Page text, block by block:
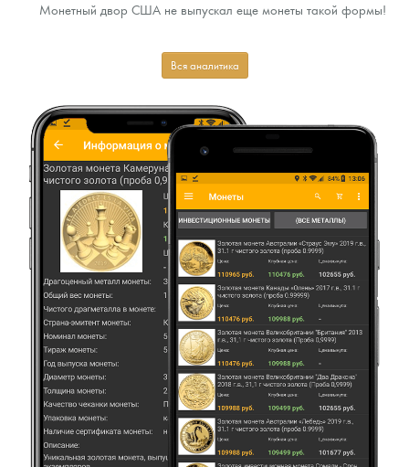
Монетный двор США не выпускал еще монеты такой формы!
Вся аналитика